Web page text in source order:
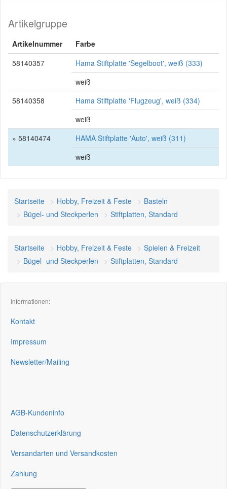
Artikelgruppe
Artikelnummer
Farbe
58140357
Hama Stiftplatte 'Segelboot', weiß (333)
weiß
58140358
Hama Stiftplatte 'Flugzeug', weiß (334)
weiß
» 58140474
HAMA Stiftplatte 'Auto', weiß (311)
weiß
Startseite Hobby, Freizeit & Feste
Basteln
Bügel- und Steckperlen
Stiftplatten, Standard
Startseite Hobby, Freizeit & Feste
Spielen & Freizeit
Bügel- und Steckperlen
Stiftplatten, Standard
Informationen:
Kontakt
Impressum
Newsletter/Mailing
AGB-Kundeninfo
Datenschutzerklärung
Versandarten und Versandkosten
Zahlung